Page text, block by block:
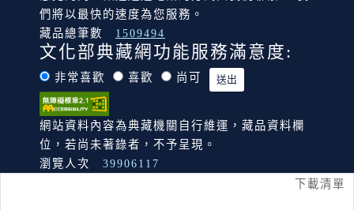
下載清單
們將以最快的速度為您服務。
藏品總筆數
1509494
文化部典藏網功能服務滿意度:
非常喜歡 喜歡 尚可
網站資料內容為典藏機關自行維運，藏品資料欄
位，若尚未著錄者，不予呈現。
瀏覽人次
39906117